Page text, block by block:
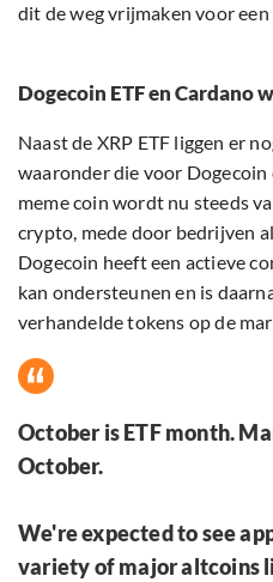
dit de weg vrijmaken voor
Dogecoin ETF en Cardano
Naast de XRP ETF liggen er
waaronder die voor Dogecoin
meme coin wordt nu steeds
crypto, mede door bedrijven
Dogecoin heeft een actieve
kan ondersteunen en is
verhandelde tokens op de
October is ETF month.
October.
We're expected to see
variety of major altcoins